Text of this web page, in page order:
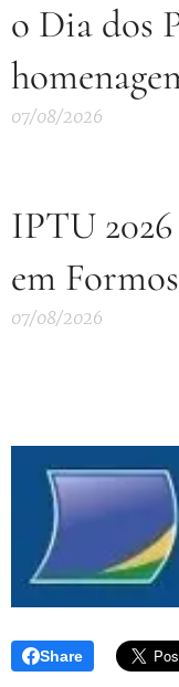
o Dia dos
07/08/2026
IPTU
em
07/08/2026
Share